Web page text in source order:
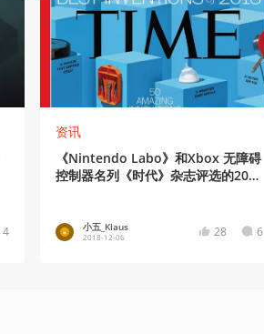
4
资讯
《Nintendo Labo》和Xbox 无障碍
控制器名列《时代》杂志评选的2018
小五_Klaus
2018-12-06 28 6